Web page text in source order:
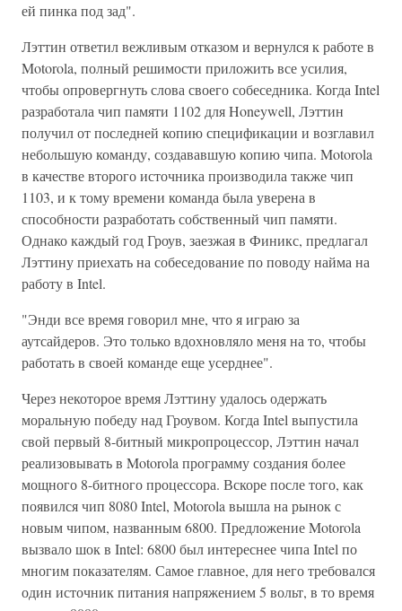
ей пинка под зад".
Лэттин ответил вежливым отказом и вернулся к работе в
Motorola, полный решимости приложить все усилия,
чтобы опровергнуть слова своего собеседника. Когда Intel
разработала чип памяти 1102 для Honeywell, Лэттин
получил от последней копию спецификации и возглавил
небольшую команду, создававшую копию чипа. Motorola
в качестве второго источника производила также чип
1103, и к тому времени команда была уверена в
способности разработать собственный чип памяти.
Однако каждый год Гроув, заезжая в Финикс, предлагал
Лэттину приехать на собеседование по поводу найма на
работу в Intel.
"Энди все время говорил мне, что я играю за
аутсайдеров. Это только вдохновляло меня на то, чтобы
работать в своей команде еще усерднее".
Через некоторое время Лэттину удалось одержать
моральную победу над Гроувом. Когда Intel выпустила
свой первый 8-битный микропроцессор, Лэттин начал
реализовывать в Motorola программу создания более
мощного 8-битного процессора. Вскоре после того, как
появился чип 8080 Intel, Motorola вышла на рынок с
новым чипом, названным 6800. Предложение Motorola
вызвало шок в Intel: 6800 был интереснее чипа Intel по
многим показателям. Самое главное, для него требовался
один источник питания напряжением 5 вольт, в то время